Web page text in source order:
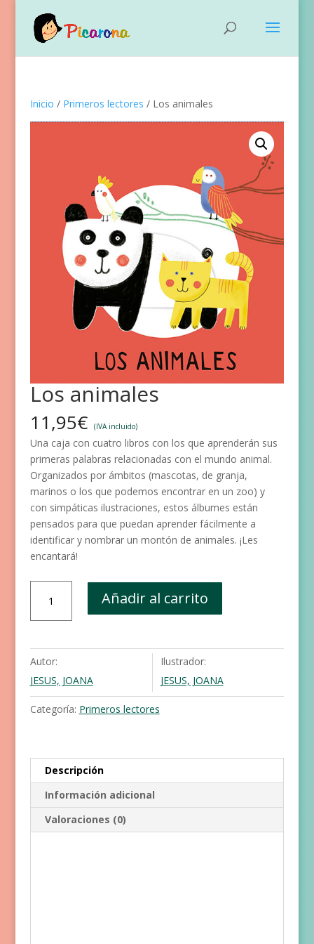
Inicio / Primeros lectores / Los animales
Los animales
11,95€ (IVA incluido)
Una caja con cuatro libros con los que aprenderán sus
primeras palabras relacionadas con el mundo animal.
Organizados por ámbitos (mascotas, de granja,
marinos o los que podemos encontrar en un zoo) y
con simpáticas ilustraciones, estos álbumes están
pensados para que puedan aprender fácilmente a
identificar y nombrar un montón de animales. ¡Les
encantará!
animales
cantidad
Añadir al carrito
Autor:
JESUS, JOANA
Ilustrador:
JESUS, JOANA
Categoría: Primeros lectores
Descripción
Información adicional
Valoraciones (0)